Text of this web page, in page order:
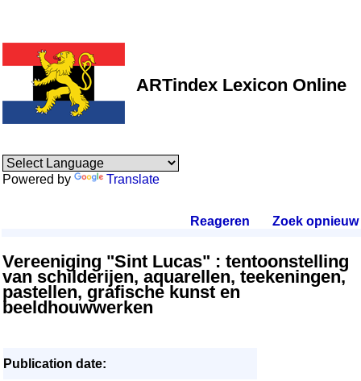
ARTindex Lexicon Online
Powered by Translate
Reageren Zoek opnieuw.
Vereeniging "Sint Lucas" : tentoonstelling
van schilderijen, aquarellen, teekeningen,
pastellen, grafische kunst en
beeldhouwwerken
Publication date: